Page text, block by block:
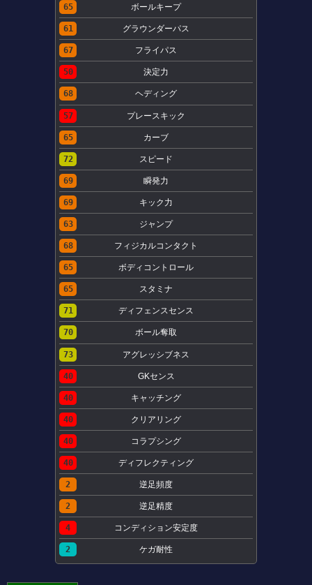
65 ボールキープ
61 グラウンダーパス
67 フライパス
50 決定力
68 ヘディング
57 プレースキック
65 カーブ
72 スピード
69 瞬発力
69 キック力
63 ジャンプ
68 フィジカルコンタクト
65 ボディコントロール
65 スタミナ
71 ディフェンスセンス
70 ボール奪取
73 アグレッシブネス
40 GKセンス
40 キャッチング
40 クリアリング
40 コラプシング
40 ディフレクティング
2 逆足頻度
2 逆足精度
4 コンディション安定度
2 ケガ耐性